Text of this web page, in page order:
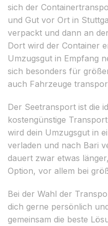
sich der
und Gut vor Ort in
verpackt und dann an
Dort wird der Container
Umzugsgut in Empfang
sich besonders für
auch Fahrzeuge
Der Seetransport ist die
kostengünstige
wird dein Umzugsgut in
verladen und nach Bari
dauert zwar etwas
Option, vor allem bei
Bei der Wahl der
dich gerne persönlich
gemeinsam die beste